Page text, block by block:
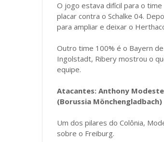
O jogo estava difícil para o
placar contra o Schalke 04.
para ampliar e deixar o
Outro time 100% é o Bayern
Ingolstadt, Ribery mostrou o
equipe.
Atacantes: Anthony Modeste
(Borussia Mönchengladbach)
Um dos pilares do Colônia,
sobre o Freiburg.